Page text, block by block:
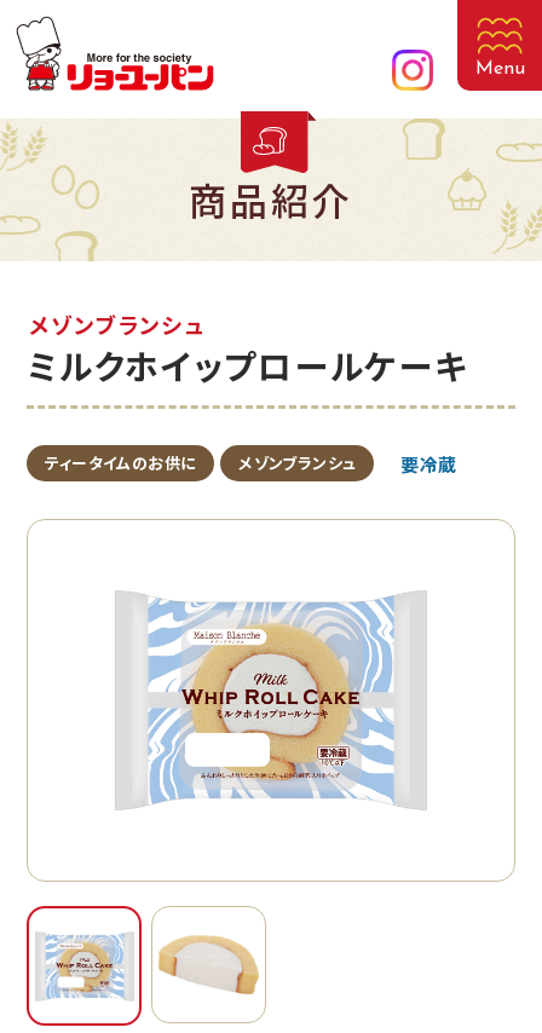
Menu
商品紹介
メゾンブランシュ
ミルクホイップロールケーキ
ティータイムのお供に メゾンブランシュ 要冷蔵